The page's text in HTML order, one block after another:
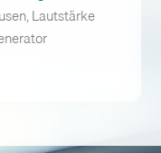
Lautstärke